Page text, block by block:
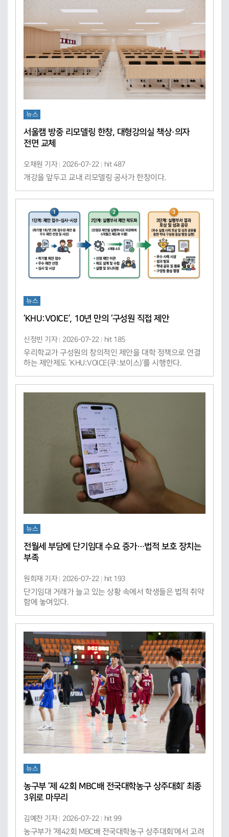
뉴스
서울캠 방중 리모델링 한창, 대형강의실 책상·의자
전면 교체
오채원 기자 2026-07-22
hit 487
개강을 앞두고 교내 리모델링 공사가 한창이다.
뉴스
‘KHU:VOICE’, 10년 만의 ‘구성원 직접 제안
신정빈 기자 2026-07-22
hit 185
우리학교가 구성원의 창의적인 제안을 대학 정책으로 연결
하는 제안제도 ‘KHU:VOICE(쿠:보이스)’를 시행한다.
뉴스
전월세 부담에 단기임대 수요 증가…법적 보호 장치는
부족
원희재 기자 2026-07-22
hit 193
단기임대 거래가 늘고 있는 상황 속에서 학생들은 법적 취약
함에 놓여있다.
뉴스
농구부 ‘제 42회 MBC배 전국대학농구 상주대회’ 최종
3위로 마무리
김예찬 기자 2026-07-22
hit 99
농구부가 ‘제42회 MBC배 전국대학농구 상주대회’에서 고려